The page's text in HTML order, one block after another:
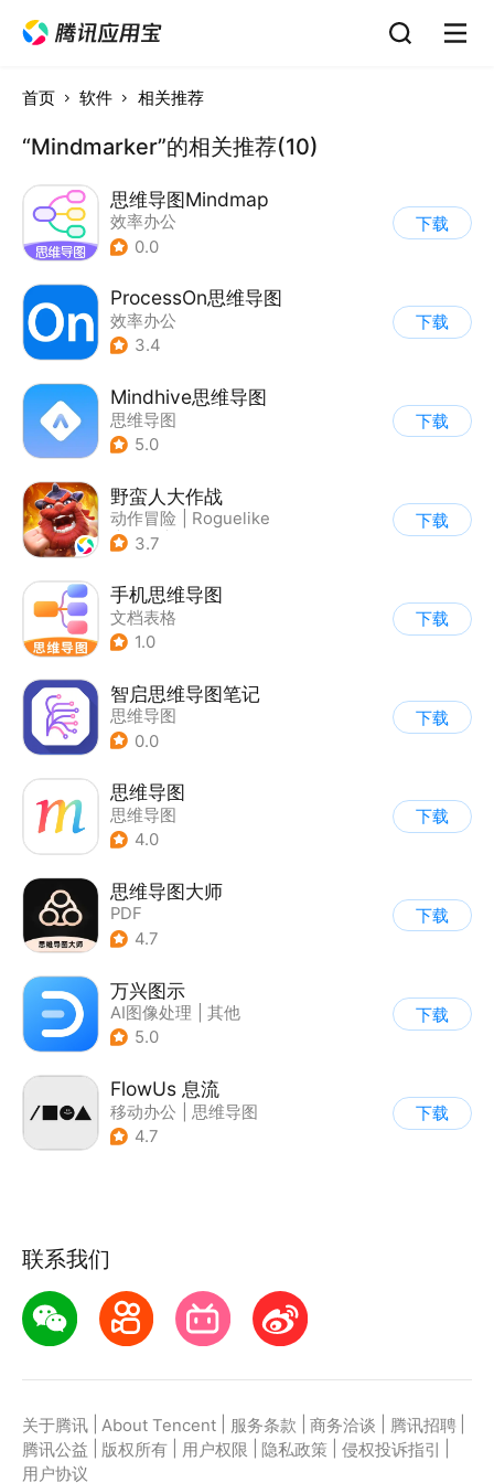
首页 软件 相关推荐
“Mindmarker”的相关推荐(10)
思维导图Mindmap
效率办公
0.0
下载
ProcessOn思维导图
效率办公
3.4
下载
Mindhive思维导图
思维导图
5.0
下载
野蛮人大作战
动作冒险
Roguelike
| 奇幻
3.7
下载
手机思维导图
文档表格
1.0
下载
智启思维导图笔记
思维导图
0.0
下载
思维导图
思维导图
4.0
下载
思维导图大师
PDF
4.7
下载
万兴图示
AI图像处理
其他
5.0
下载
FlowUs 息流
移动办公
思维导图
4.7
下载
联系我们
关于腾讯 About Tencent 服务条款 商务洽谈 腾讯招聘
腾讯公益
版权所有 用户权限 隐私政策 侵权投诉指引
用户协议